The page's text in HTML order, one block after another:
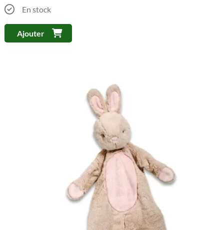
En stock
Ajouter